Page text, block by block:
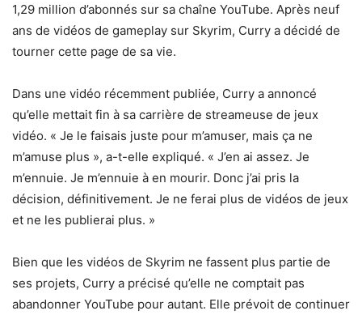
1,29 million d’abonnés sur sa chaîne YouTube. Après neuf
ans de vidéos de gameplay sur Skyrim, Curry a décidé de
tourner cette page de sa vie.
Dans une vidéo récemment publiée, Curry a annoncé
qu’elle mettait fin à sa carrière de streameuse de jeux
vidéo. « Je le faisais juste pour m’amuser, mais ça ne
m’amuse plus », a-t-elle expliqué. « J’en ai assez. Je
m’ennuie. Je m’ennuie à en mourir. Donc j’ai pris la
décision, définitivement. Je ne ferai plus de vidéos de jeux
et ne les publierai plus. »
Bien que les vidéos de Skyrim ne fassent plus partie de
ses projets, Curry a précisé qu’elle ne comptait pas
abandonner YouTube pour autant. Elle prévoit de continuer